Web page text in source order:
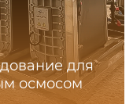
для
осмосом